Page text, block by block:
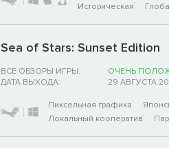
Историческая
Sea of Stars: Sunset Edition
ВСЕ ОБЗОРЫ ИГРЫ:
ОЧЕНЬ
ДАТА ВЫХОДА:
29 АВГУСТА
Пиксельная графика
Локальный кооператив